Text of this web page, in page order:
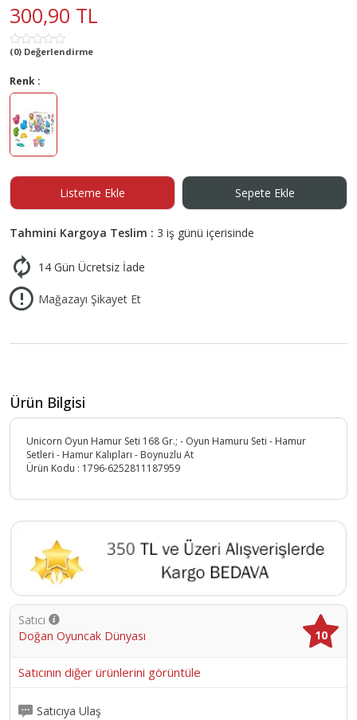
300,90 TL
(0) Değerlendirme
Renk :
Listeme Ekle Sepete Ekle
Tahmini Kargoya Teslim : 3 iş günü içerisinde
14 Gün Ücretsiz İade
Mağazayı Şikayet Et
Ürün Bilgisi
Unicorn Oyun Hamur Seti 168 Gr.; - Oyun Hamuru Seti - Hamur
Setleri - Hamur Kalıpları - Boynuzlu At
Ürün Kodu : 1796-6252811187959
Satıcı
Doğan Oyuncak Dünyası
10
Satıcının diğer ürünlerini görüntüle
Satıcıya Ulaş